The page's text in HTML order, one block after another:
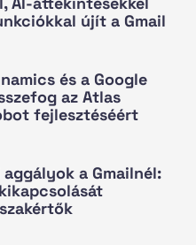
újít a Gmail
és a Google
az Atlas
fejlesztéséért
a Gmailnél: